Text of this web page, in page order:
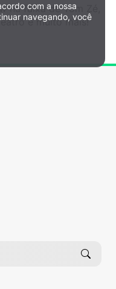
na faixa de Tom Zé,
e muito mais!
com a nossa
navegando, você